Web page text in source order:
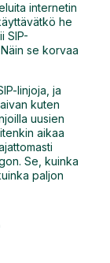
internetin
he
SIP-
se korvaa
linjoja, ja
kuten
uusien
aikaa
Se, kuinka
paljon